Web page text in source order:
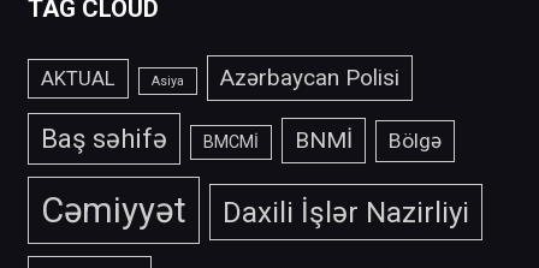
TAG CLOUD
AKTUAL Asiya Azərbaycan Polisi
Baş səhifə BMCMİ BNMİ Bölgə
Cəmiyyət Daxili İşlər Nazirliyi